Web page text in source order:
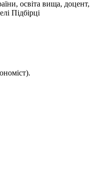
освіта вища, доцент,
Підбірці